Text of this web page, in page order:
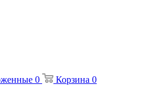
0 Корзина 0